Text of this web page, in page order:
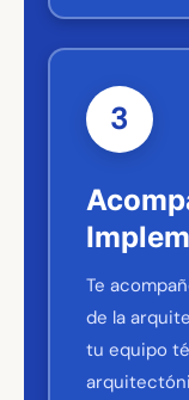
3
Te
de la
tu equipo